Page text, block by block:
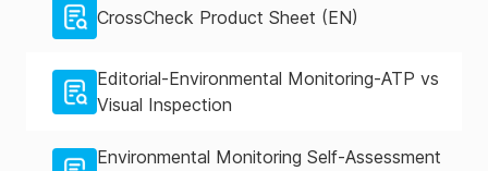
CrossCheck Product Sheet (EN)
Editorial-Environmental Monitoring-ATP vs
Visual Inspection
Environmental Monitoring Self-Assessment